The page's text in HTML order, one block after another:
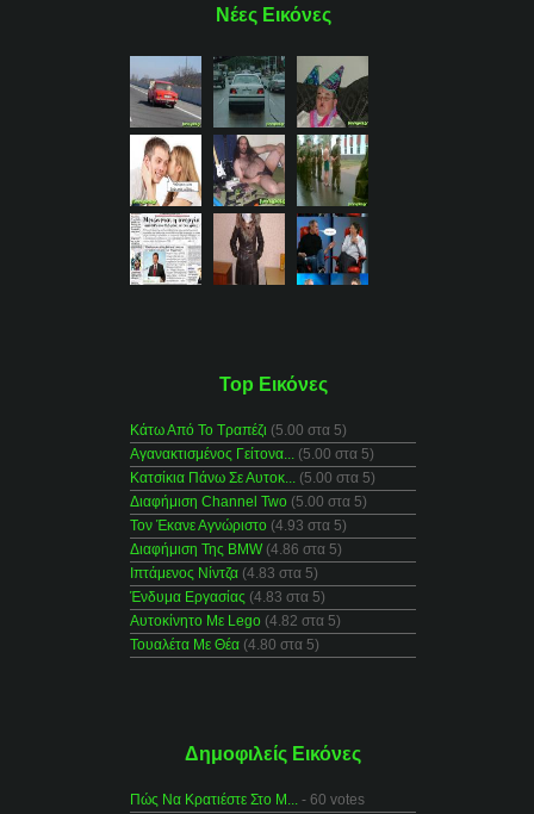
Νέες Εικόνες
Top Εικόνες
Κάτω Από Το Τραπέζι (5.00 στα 5)
Αγανακτισμένος Γείτονα... (5.00 στα 5)
Κατσίκια Πάνω Σε Αυτοκ... (5.00 στα 5)
Διαφήμιση Channel Two (5.00 στα 5)
Τον Έκανε Αγνώριστο (4.93 στα 5)
Διαφήμιση Της BMW(4.86 στα 5)
Ιπτάμενος Νίντζα (4.83 στα 5)
Ένδυμα Εργασίας (4.83 στα 5)
Αυτοκίνητο Με Lego (4.82 στα 5)
Τουαλέτα Με Θέα (4.80 στα 5)
Δημοφιλείς Εικόνες
Πώς Να Κρατιέστε Στο Μ... - 60 votes